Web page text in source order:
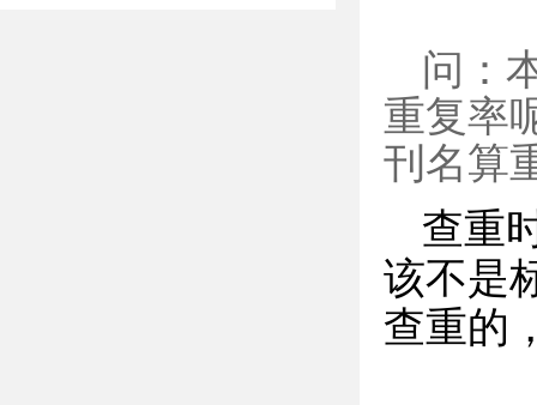
问：
重复率
刊名算
查重
该不是
查重的